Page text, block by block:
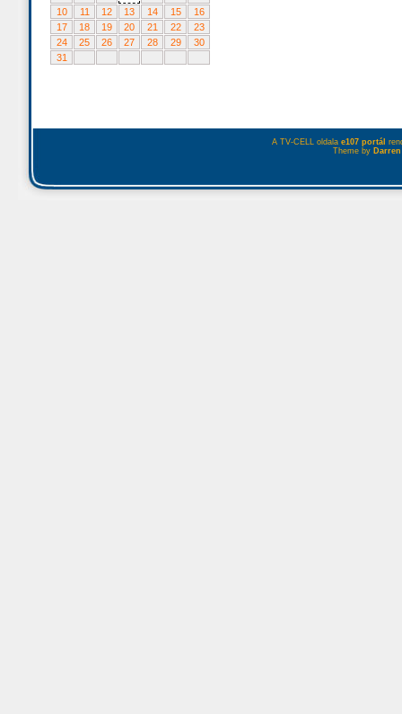
10
11 12 13 14 15
16
17
18 19 20 21 22
23
24
25 26 27 28 29
30
31
A TV-CELL oldala e107 portál
Theme by